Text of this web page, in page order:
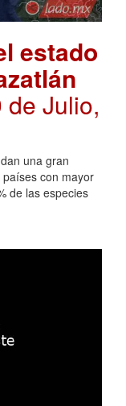
estado
de Julio,
una gran
con mayor
de las especies